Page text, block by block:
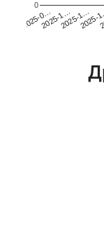
2025-0…2025-1…2025-1…
0